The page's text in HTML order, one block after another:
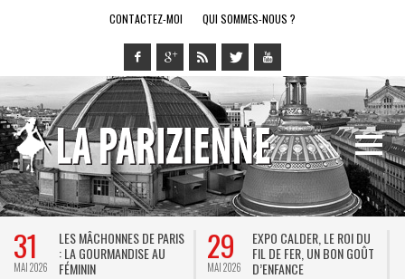
CONTACTEZ-MOI QUI SOMMES-NOUS ?
31
MAI 2026
LES MÂCHONNES DE PARIS
: LA GOURMANDISE AU
FÉMININ
29
MAI 2026
EXPO CALDER, LE ROI DU
FIL DE FER, UN BON GOÛT
D’ENFANCE